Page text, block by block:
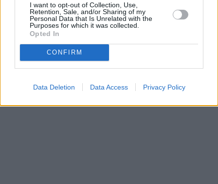
I want to opt-out of Collection, Use,
Retention, Sale, and/or Sharing of my
Personal Data that Is Unrelated with the
Purposes for which it was collected.
Opted In
CONFIRM
Data Deletion Data Access Privacy Policy
ΑΠΕ-ΜΠΕ